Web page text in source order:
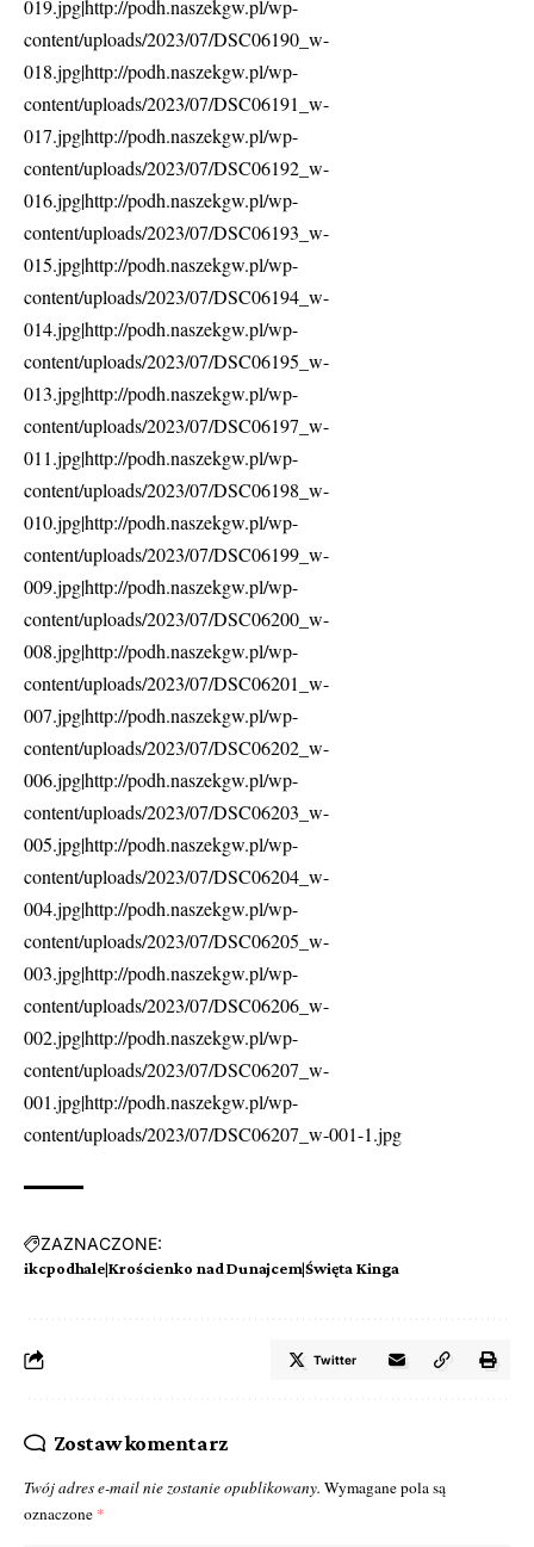
019.jpg|http://podh.naszekgw.pl/wp-
content/uploads/2023/07/DSC06190_w-
018.jpg|http://podh.naszekgw.pl/wp-
content/uploads/2023/07/DSC06191_w-
017.jpg|http://podh.naszekgw.pl/wp-
content/uploads/2023/07/DSC06192_w-
016.jpg|http://podh.naszekgw.pl/wp-
content/uploads/2023/07/DSC06193_w-
015.jpg|http://podh.naszekgw.pl/wp-
content/uploads/2023/07/DSC06194_w-
014.jpg|http://podh.naszekgw.pl/wp-
content/uploads/2023/07/DSC06195_w-
013.jpg|http://podh.naszekgw.pl/wp-
content/uploads/2023/07/DSC06197_w-
011.jpg|http://podh.naszekgw.pl/wp-
content/uploads/2023/07/DSC06198_w-
010.jpg|http://podh.naszekgw.pl/wp-
content/uploads/2023/07/DSC06199_w-
009.jpg|http://podh.naszekgw.pl/wp-
content/uploads/2023/07/DSC06200_w-
008.jpg|http://podh.naszekgw.pl/wp-
content/uploads/2023/07/DSC06201_w-
007.jpg|http://podh.naszekgw.pl/wp-
content/uploads/2023/07/DSC06202_w-
006.jpg|http://podh.naszekgw.pl/wp-
content/uploads/2023/07/DSC06203_w-
005.jpg|http://podh.naszekgw.pl/wp-
content/uploads/2023/07/DSC06204_w-
004.jpg|http://podh.naszekgw.pl/wp-
content/uploads/2023/07/DSC06205_w-
003.jpg|http://podh.naszekgw.pl/wp-
content/uploads/2023/07/DSC06206_w-
002.jpg|http://podh.naszekgw.pl/wp-
content/uploads/2023/07/DSC06207_w-
001.jpg|http://podh.naszekgw.pl/wp-
content/uploads/2023/07/DSC06207_w-001-1.jpg
ZAZNACZONE:
ikcpodhale|Krościenko nad Dunajcem|Święta Kinga
Twitter
Zostaw komentarz
Twój adres e-mail nie zostanie opublikowany. Wymagane pola są
oznaczone *